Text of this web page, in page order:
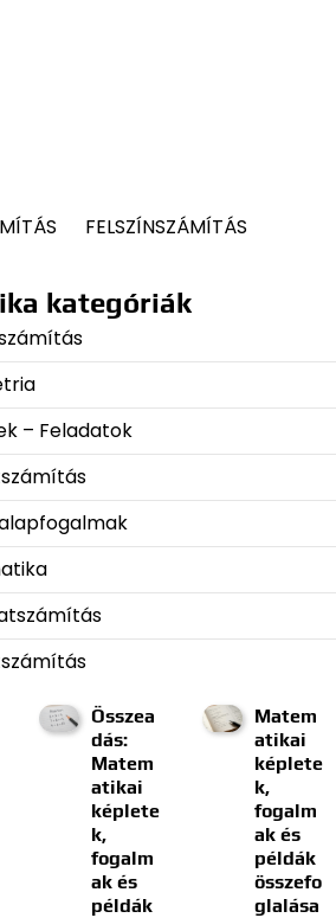
FELSZÍNSZÁMÍTÁS
kategóriák
– Feladatok
Összea
dás:
Matem
atikai
képlete
k,
fogalm
ak és
példák
Matem
atikai
képlete
k,
fogalm
ak és
példák
összefo
glalása